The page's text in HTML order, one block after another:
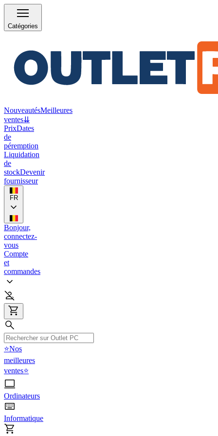
Catégories
NouveautésMeilleures
ventes⇊
PrixDates
de
péremption
Liquidation
de
stockDevenir
fournisseur
FR
Bonjour,
connectez-
vous
Compte
et
commandes
⭐Nos
meilleures
ventes⭐
Ordinateurs
Informatique